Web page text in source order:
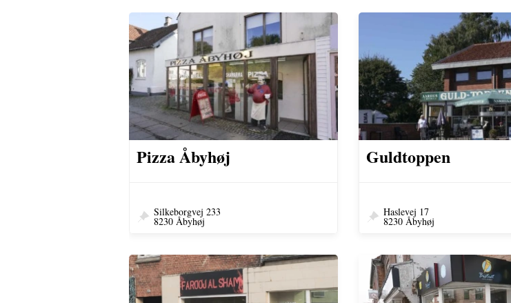
Pizza Åbyhøj
Silkeborgvej 233
8230 Åbyhøj
Guldtoppen
Haslevej 17
8230 Åbyhøj